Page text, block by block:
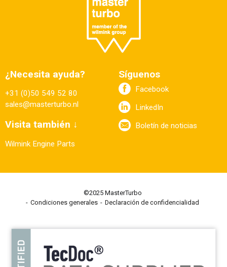
¿Necesita ayuda?
+31 (0)50 549 52 80
sales@masterturbo.nl
Visita también ↓
Wilmink Engine Parts
Síguenos
Facebook
LinkedIn
Boletín de noticias
©2025 MasterTurbo
Condiciones generales
Declaración de confidencialidad